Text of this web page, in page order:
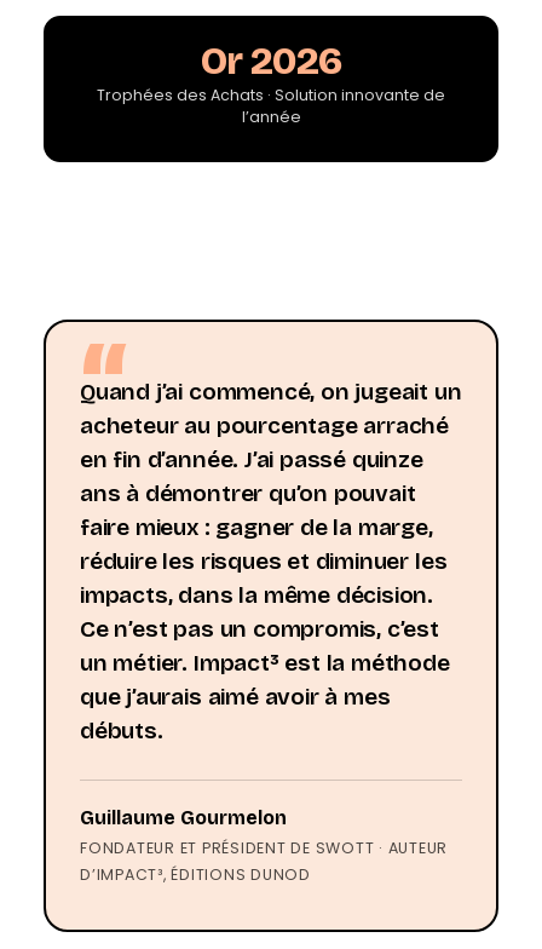
Or 2026
Trophées des Achats · Solution innovante de
l’année
“
Quand j’ai commencé, on jugeait un
acheteur au pourcentage arraché
en fin d’année. J’ai passé quinze
ans à démontrer qu’on pouvait
faire mieux : gagner de la marge,
réduire les risques et diminuer les
impacts, dans la même décision.
Ce n’est pas un compromis, c’est
un métier. Impact³ est la méthode
que j’aurais aimé avoir à mes
débuts.
Guillaume Gourmelon
FONDATEUR ET PRÉSIDENT DE SWOTT · AUTEUR
D’IMPACT³, ÉDITIONS DUNOD